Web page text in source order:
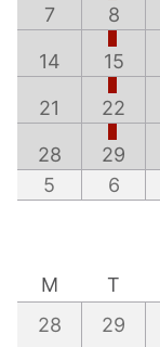
7 8
14 15
21 22
28 29
5
6
M
T
28
29